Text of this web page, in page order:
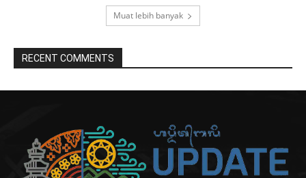
Muat lebih banyak
RECENT COMMENTS